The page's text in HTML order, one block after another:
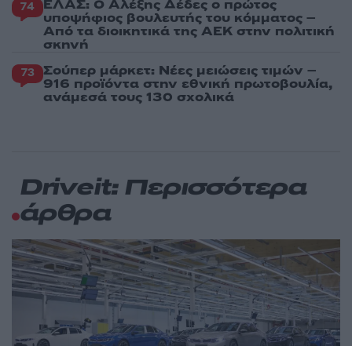
74 ΕΛΑΣ: Ο Αλέξης Δέδες ο πρώτος
υποψήφιος βουλευτής του κόμματος –
Από τα διοικητικά της ΑΕΚ στην πολιτική
σκηνή
73 Σούπερ μάρκετ: Νέες μειώσεις τιμών –
916 προϊόντα στην εθνική πρωτοβουλία,
ανάμεσά τους 130 σχολικά
Driveit: Περισσότερα
άρθρα